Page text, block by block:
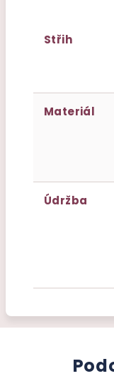
Střih
Materiál
Údržba